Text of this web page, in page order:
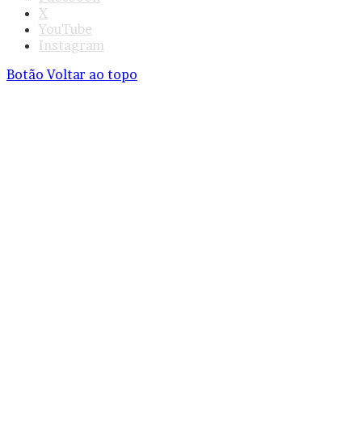
X
YouTube
Instagram
Botão Voltar ao topo